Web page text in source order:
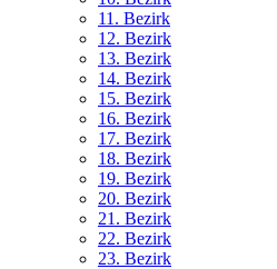
11. Bezirk
12. Bezirk
13. Bezirk
14. Bezirk
15. Bezirk
16. Bezirk
17. Bezirk
18. Bezirk
19. Bezirk
20. Bezirk
21. Bezirk
22. Bezirk
23. Bezirk